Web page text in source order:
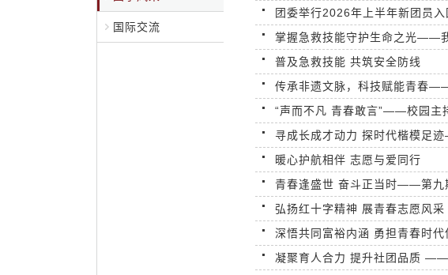
国际交流
团委举行2026年上半年新团员入
掌握急救技能守护生命之光——我
普及急救技能 共筑安全防线
传承非遗文脉，科技赋能青春
“声而不凡 青春敢言”——校园主
寻成长成才动力 探时代楷模足
暖心护航相伴 志愿与爱同行
青春逢盛世 奋斗正当时——第九
弘扬红十字精神 展青春志愿风采
深悟共同富裕内涵 勇担青春时
凝聚育人合力 提升社团品质